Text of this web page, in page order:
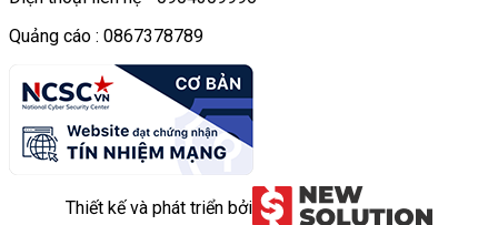
Quảng cáo : 0867378789
Thiết kế và phát triển bởi